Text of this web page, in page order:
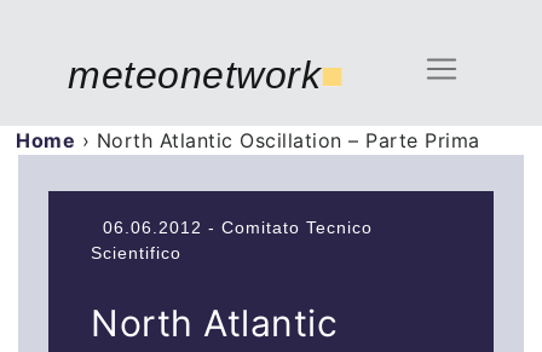
meteonetwork■
Home › North Atlantic Oscillation – Parte Prima
06.06.2012 - Comitato Tecnico
Scientifico
North Atlantic